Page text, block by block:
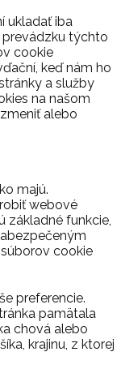
ukladať iba
prevádzku týchto
cookie
keď nám ho
a služby
na našom
alebo
majú.
webové
základné funkcie,
cookie
preferencie.
pamätala
chová alebo
krajinu, z ktorej